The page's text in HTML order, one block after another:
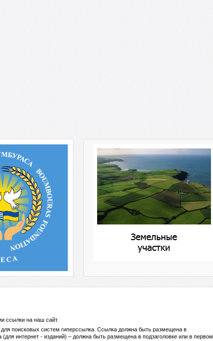
ссылки на наш сайт.
поисковых систем гиперссылка. Ссылка должна быть размещена в
интернет - изданий) – должна быть размещена в подзаголовке или в первом